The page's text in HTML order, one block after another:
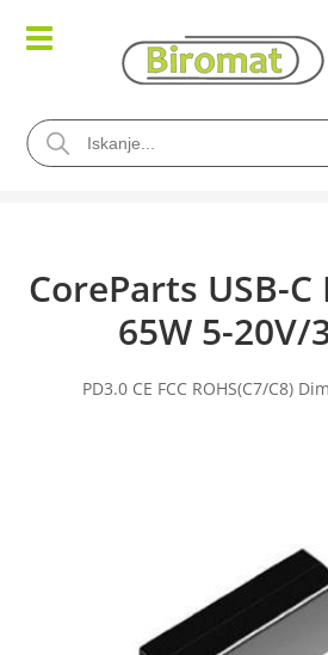
CoreParts USB-
65W 5-20V/
PD3.0 CE FCC ROHS(C7/C8)